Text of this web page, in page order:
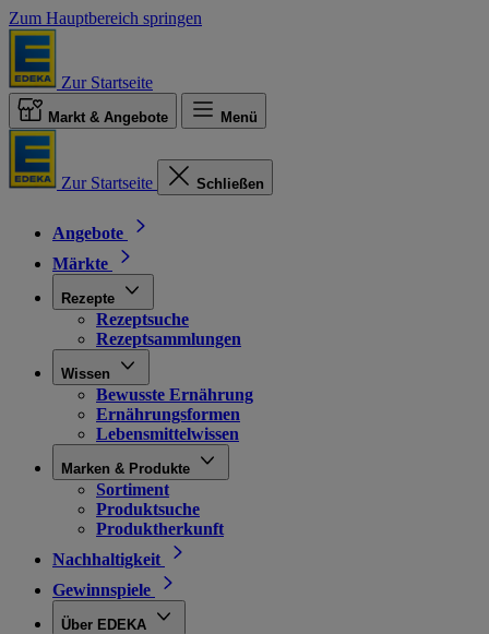
Zum Hauptbereich springen
Zur Startseite
Markt & Angebote Menü
Zur Startseite Schließen
Angebote
Märkte
Rezepte
Rezeptsuche
Rezeptsammlungen
Wissen
Bewusste Ernährung
Ernährungsformen
Lebensmittelwissen
Marken & Produkte
Sortiment
Produktsuche
Produktherkunft
Nachhaltigkeit
Gewinnspiele
Über EDEKA